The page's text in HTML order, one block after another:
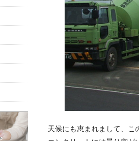
天候にも恵まれまして、こ